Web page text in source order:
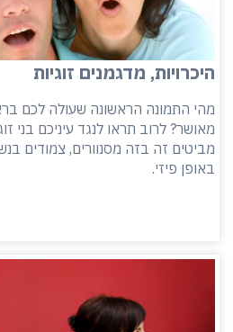
היכרויות, מדגמנים זוגיות
מהי התמונה הראשונה שעולה לכם
מאושר? לרוב תראו לנגד עיניכם בני
מביטים זה בזה מסנוורים, צמודים
באופן פיזי.